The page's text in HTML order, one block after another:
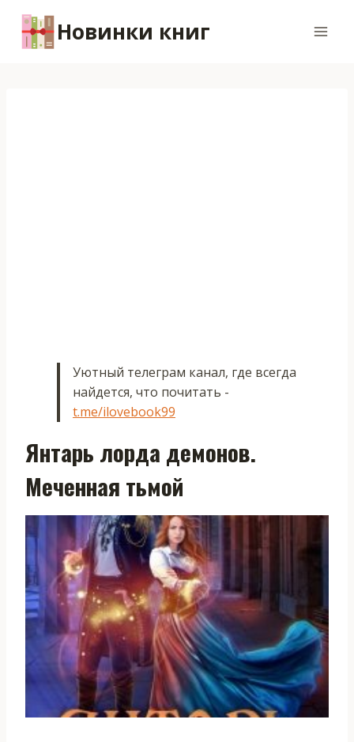
содержимому
Новинки книг
Уютный телеграм канал, где всегда
найдется, что почитать -
t.me/ilovebook99
Янтарь лорда демонов.
Меченная тьмой